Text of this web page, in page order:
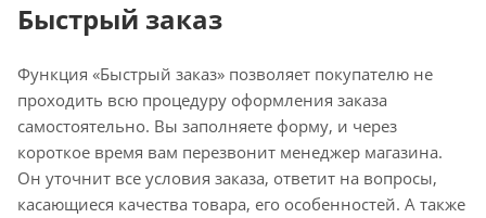
Быстрый заказ
Функция «Быстрый заказ» позволяет покупателю не
проходить всю процедуру оформления заказа
самостоятельно. Вы заполняете форму, и через
короткое время вам перезвонит менеджер магазина.
Он уточнит все условия заказа, ответит на вопросы,
касающиеся качества товара, его особенностей. А также